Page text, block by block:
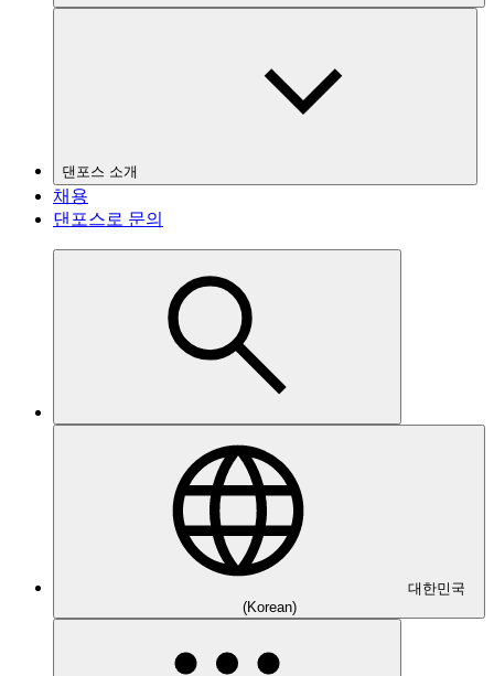
댄포스 소개
채용
댄포스로 문의
대한민국
(Korean)